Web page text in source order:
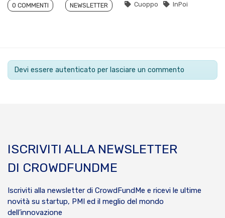
0 COMMENTI NEWSLETTER Cuoppo InPoi
Devi essere autenticato per lasciare un commento
ISCRIVITI ALLA NEWSLETTER
DI CROWDFUNDME
Iscriviti alla newsletter di CrowdFundMe e ricevi le ultime
novità su startup, PMI ed il meglio del mondo
dell’innovazione